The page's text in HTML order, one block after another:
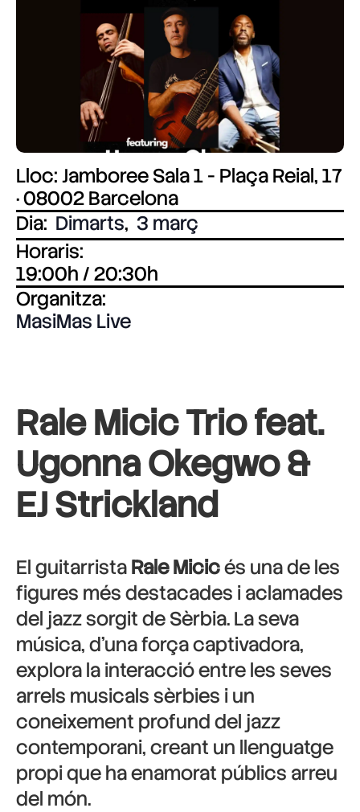
Lloc: Jamboree Sala 1 - Plaça Reial, 17
· 08002 Barcelona
Dia: Dimarts, 3 març
Horaris:
19:00h / 20:30h
Organitza:
MasiMas Live
Rale Micic Trio feat.
Ugonna Okegwo &
EJ Strickland
El guitarristaRale Micicés una de les
figures més destacades i aclamades
del jazz sorgit de Sèrbia. La seva
música, d’una força captivadora,
explora la interacció entre les seves
arrels musicals sèrbies i un
coneixement profund del jazz
contemporani, creant un llenguatge
propi que ha enamorat públics arreu
del món.